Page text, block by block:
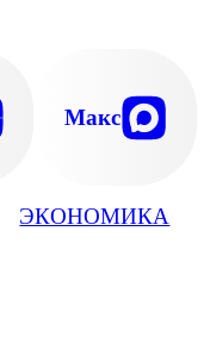
ЭКОНОМИКА
Макс